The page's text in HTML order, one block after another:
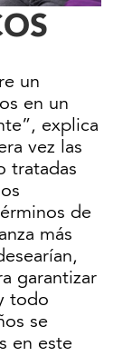
un
en un
explica
vez las
tratadas
de
más
garantizar
todo
se
en este